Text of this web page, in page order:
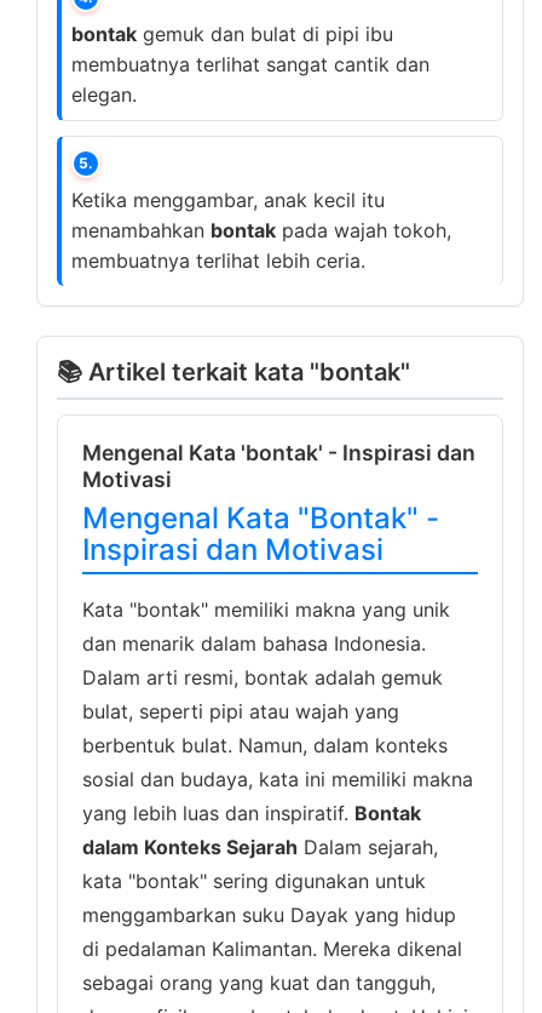
bontak gemuk dan bulat di pipi ibu
membuatnya terlihat sangat cantik dan
elegan.
5.
Ketika menggambar, anak kecil itu
menambahkan bontak pada wajah tokoh,
membuatnya terlihat lebih ceria.
📚 Artikel terkait kata "bontak"
Mengenal Kata 'bontak' - Inspirasi dan
Motivasi
Mengenal Kata "Bontak" -
Inspirasi dan Motivasi
Kata "bontak" memiliki makna yang unik
dan menarik dalam bahasa Indonesia.
Dalam arti resmi, bontak adalah gemuk
bulat, seperti pipi atau wajah yang
berbentuk bulat. Namun, dalam konteks
sosial dan budaya, kata ini memiliki makna
yang lebih luas dan inspiratif. Bontak
dalam Konteks Sejarah Dalam sejarah,
kata "bontak" sering digunakan untuk
menggambarkan suku Dayak yang hidup
di pedalaman Kalimantan. Mereka dikenal
sebagai orang yang kuat dan tangguh,